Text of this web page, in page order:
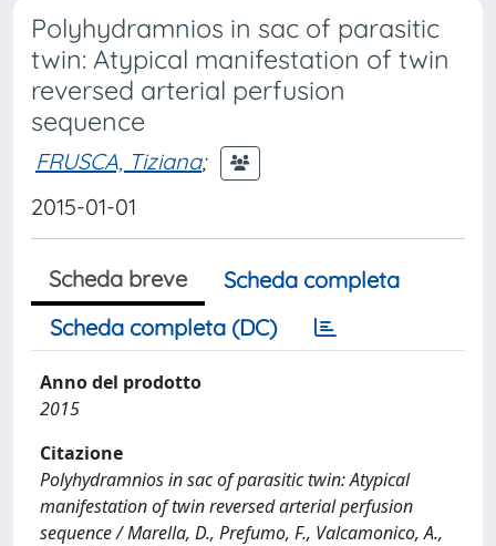
Polyhydramnios in sac of parasitic
twin: Atypical manifestation of twin
reversed arterial perfusion
sequence
FRUSCA, Tiziana;
2015-01-01
Scheda breve
Scheda completa
Scheda completa (DC)
Anno del prodotto
2015
Citazione
Polyhydramnios in sac of parasitic twin: Atypical
manifestation of twin reversed arterial perfusion
sequence / Marella, D., Prefumo, F., Valcamonico, A.,